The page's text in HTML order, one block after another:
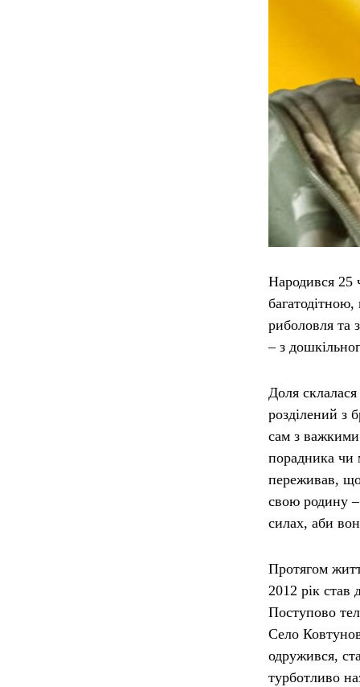
Народився 25
риболовля та
– з
Доля
розділений з
сам з
порадника чи
переживав,
свою родину
силах, аби
Протягом
2012 рік став
Поступово
Село
одружився,
турботливо